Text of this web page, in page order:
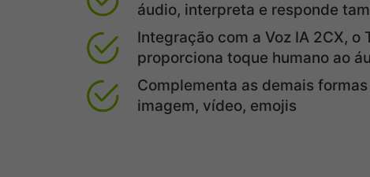
áudio, interpreta e responde
Integração com a Voz IA 2CX, o
proporciona toque humano ao
Complementa as demais
imagem, vídeo, emojis